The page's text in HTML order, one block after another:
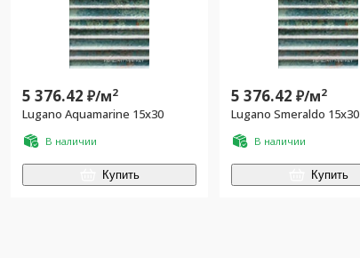
5 376.42 ₽/м2
Lugano Aquamarine 15x30
В наличии
Купить
5 376.42 ₽/м2
Lugano Smeraldo 15x30
В наличии
Купить